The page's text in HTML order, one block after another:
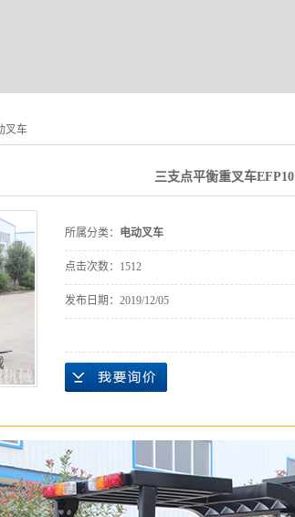
叉车
三支点平衡重叉车EFP10
所属分类： 电动叉车
点击次数： 1512
发布日期： 2019/12/05